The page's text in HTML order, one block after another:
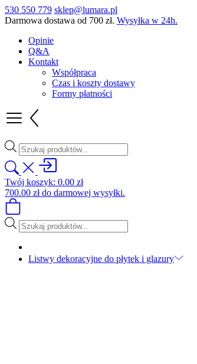
530 550 779 sklep@lumara.pl
Darmowa dostawa od 700 zł. Wysyłka w 24h.
Opinie
Q&A
Kontakt
Współpraca
Czas i koszty dostawy
Formy płatności
Wyszukiwarka
produktów
Twój koszyk: 0.00 zł
700.00 złdo darmowej wysyłki.
Wyszukiwarka
produktów
Listwy dekoracyjne do płytek i glazury